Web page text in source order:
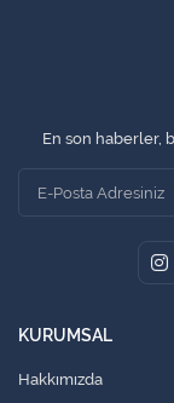
En son haberler,
KURUMSAL
Hakkımızda